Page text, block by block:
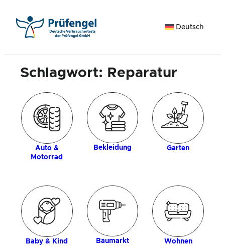
Inhalt
springen
Deutsch
Schlagwort: Reparatur
Auto &
Motorrad
Bekleidung Garten
Baby & Kind Baumarkt Wohnen